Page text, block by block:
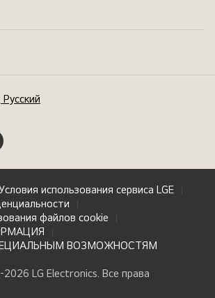
использования сервиса LGE
файлов cookie
ВОЗМОЖНОСТЯМ
LG Electronics. Все права